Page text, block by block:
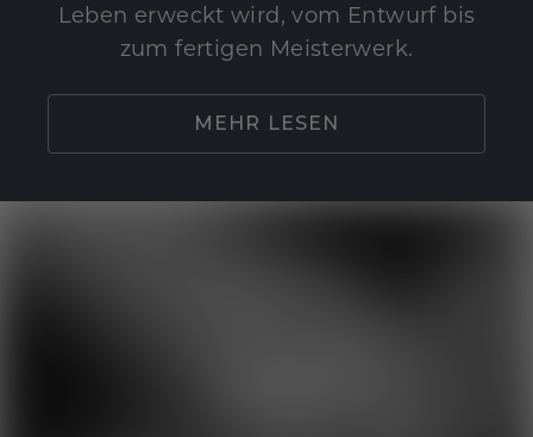
Leben erweckt wird, vom Entwurf bis
zum fertigen Meisterwerk.
MEHR LESEN